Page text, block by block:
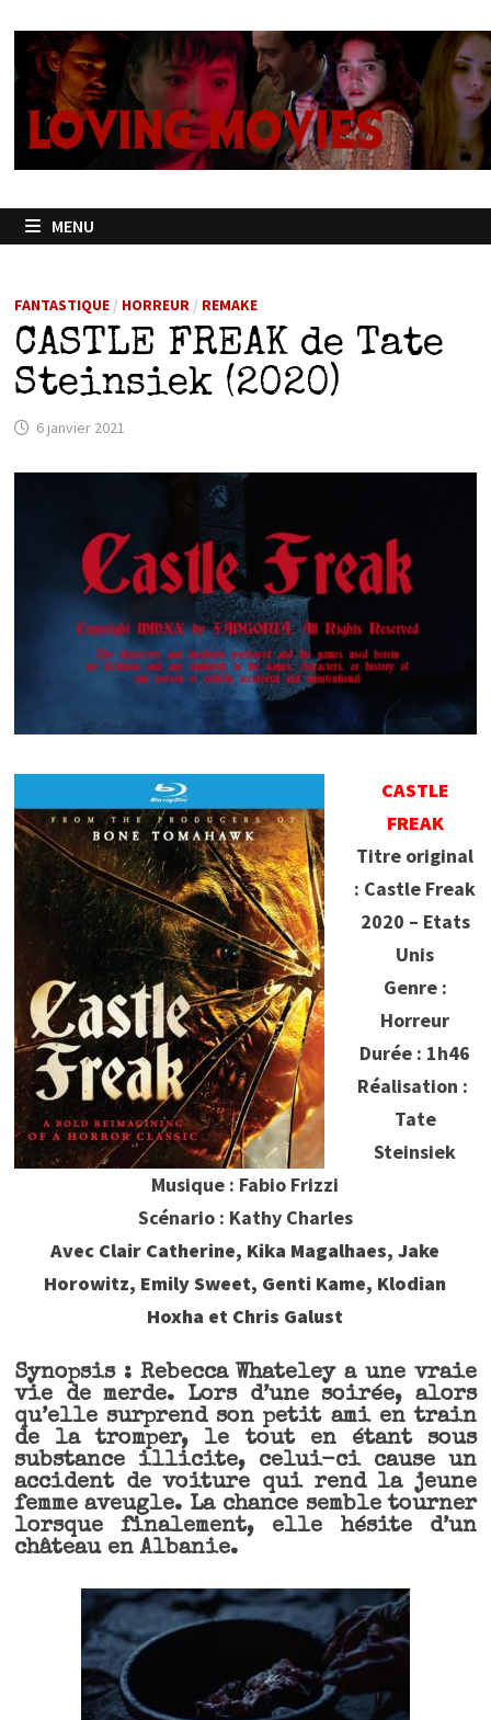
contenu
MENU
FANTASTIQUE/ HORREUR / REMAKE
CASTLE FREAK de Tate
Steinsiek (2020)
6 janvier 2021
CASTLE
FREAK
Titre original
: Castle Freak
2020 – Etats
Unis
Genre :
Horreur
Durée : 1h46
Réalisation :
Tate
Steinsiek
Musique : Fabio Frizzi
Scénario : Kathy Charles
Avec Clair Catherine, Kika Magalhaes, Jake
Horowitz, Emily Sweet, Genti Kame, Klodian
Hoxha et Chris Galust
Synopsis : Rebecca Whateley a une vraie
vie de merde. Lors d’une soirée, alors
qu’elle surprend son petit ami en train
de la tromper, le tout en étant sous
substance illicite, celui-ci cause un
accident de voiture qui rend la jeune
femme aveugle. La chance semble tourner
lorsque finalement, elle hésite d’un
château en Albanie.